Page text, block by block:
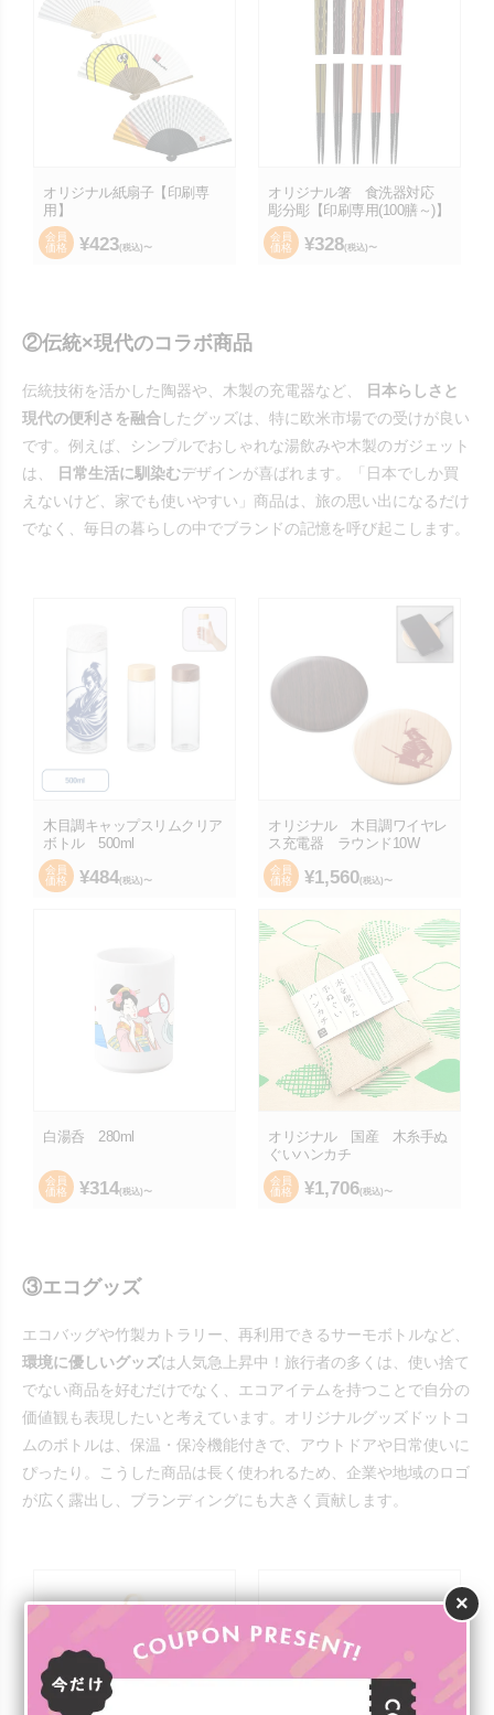
×
オリジナル紙扇子【印刷専
用】
会員
価格
¥423(税込)〜
オリジナル箸 食洗器対応
彫分彫【印刷専用(100膳～)】
会員
価格
¥328(税込)〜
②伝統×現代のコラボ商品
伝統技術を活かした陶器や、木製の充電器など、
日本らしさと
現代の便利さを融合したグッズは、特に欧米市場での受けが良い
です。例えば、シンプルでおしゃれな湯飲みや木製のガジェット
は、
日常生活に馴染むデザインが喜ばれます。「日本でしか買
えないけど、家でも使いやすい」商品は、旅の思い出になるだけ
でなく、毎日の暮らしの中でブランドの記憶を呼び起こします。
木目調キャップスリムクリア
ボトル 500ml
会員
価格
¥484(税込)〜
オリジナル 木目調ワイヤレ
ス充電器 ラウンド10W
会員
価格
¥1,560(税込)〜
白湯呑 280ml
会員
価格
¥314(税込)〜
オリジナル 国産 木糸手ぬ
ぐいハンカチ
会員
価格
¥1,706(税込)〜
③エコグッズ
エコバッグや竹製カトラリー、再利用できるサーモボトルなど、
環境に優しいグッズは人気急上昇中！旅行者の多くは、使い捨て
でない商品を好むだけでなく、エコアイテムを持つことで自分の
価値観も表現したいと考えています。オリジナルグッズドットコ
ムのボトルは、保温・保冷機能付きで、アウトドアや日常使いに
ぴったり。こうした商品は長く使われるため、企業や地域のロゴ
が広く露出し、ブランディングにも大きく貢献します。